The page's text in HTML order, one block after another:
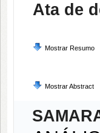
Ata de
Mostrar Resumo
Mostrar Abstract